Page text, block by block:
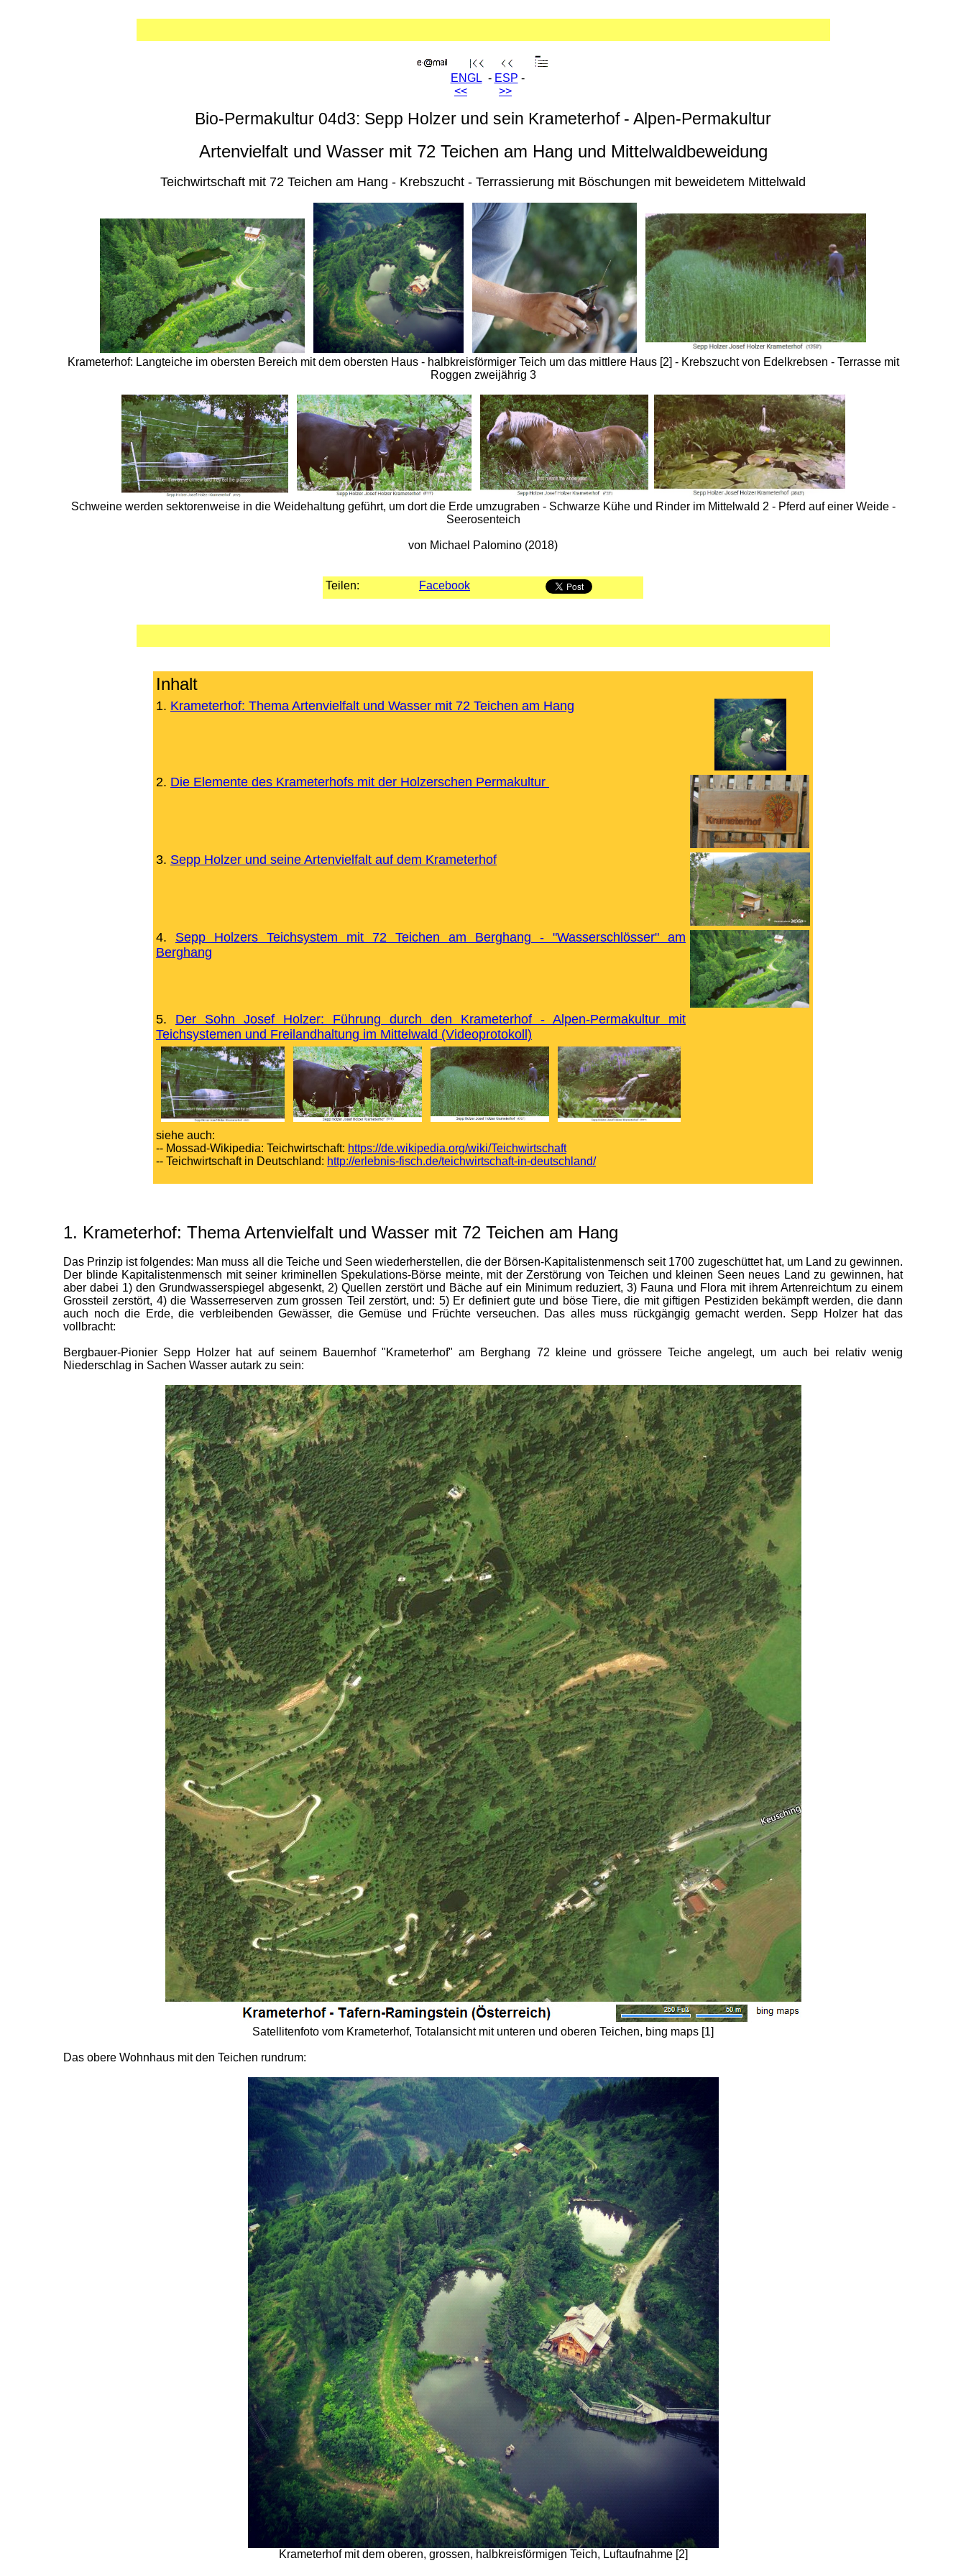
ENGL - ESP -
<<
>>
Bio-Permakultur 04d3: Sepp Holzer und sein Krameterhof - Alpen-Permakultur
Artenvielfalt und Wasser mit 72 Teichen am Hang und Mittelwaldbeweidung
Teichwirtschaft mit 72 Teichen am Hang - Krebszucht - Terrassierung mit Böschungen mit beweidetem Mittelwald
Krameterhof: Langteiche im obersten Bereich mit dem obersten Haus - halbkreisförmiger Teich um das mittlere Haus [2] - Krebszucht von Edelkrebsen - Terrasse mit
Roggen zweijährig 3
Schweine werden sektorenweise in die Weidehaltung geführt, um dort die Erde umzugraben - Schwarze Kühe und Rinder im Mittelwald 2 - Pferd auf einer Weide -
Seerosenteich
von Michael Palomino (2018)
Teilen: Facebook
Inhalt
1. Krameterhof: Thema Artenvielfalt und Wasser mit 72 Teichen am Hang
2. Die Elemente des Krameterhofs mit der Holzerschen Permakultur
3. Sepp Holzer und seine Artenvielfalt auf dem Krameterhof
4. Sepp Holzers Teichsystem mit 72 Teichen am Berghang - "Wasserschlösser" am
Berghang
5. Der Sohn Josef Holzer: Führung durch den Krameterhof - Alpen-Permakultur mit
Teichsystemen und Freilandhaltung im Mittelwald (Videoprotokoll)
siehe auch:
-- Mossad-Wikipedia: Teichwirtschaft: https://de.wikipedia.org/wiki/Teichwirtschaft
-- Teichwirtschaft in Deutschland: http://erlebnis-fisch.de/teichwirtschaft-in-deutschland/
1. Krameterhof: Thema Artenvielfalt und Wasser mit 72 Teichen am Hang
Das Prinzip ist folgendes: Man muss all die Teiche und Seen wiederherstellen, die der Börsen-Kapitalistenmensch seit 1700 zugeschüttet hat, um Land zu gewinnen.
Der blinde Kapitalistenmensch mit seiner kriminellen Spekulations-Börse meinte, mit der Zerstörung von Teichen und kleinen Seen neues Land zu gewinnen, hat
aber dabei 1) den Grundwasserspiegel abgesenkt, 2) Quellen zerstört und Bäche auf ein Minimum reduziert, 3) Fauna und Flora mit ihrem Artenreichtum zu einem
Grossteil zerstört, 4) die Wasserreserven zum grossen Teil zerstört, und: 5) Er definiert gute und böse Tiere, die mit giftigen Pestiziden bekämpft werden, die dann
auch noch die Erde, die verbleibenden Gewässer, die Gemüse und Früchte verseuchen. Das alles muss rückgängig gemacht werden. Sepp Holzer hat das
vollbracht:
Bergbauer-Pionier Sepp Holzer hat auf seinem Bauernhof "Krameterhof" am Berghang 72 kleine und grössere Teiche angelegt, um auch bei relativ wenig
Niederschlag in Sachen Wasser autark zu sein:
Satellitenfoto vom Krameterhof, Totalansicht mit unteren und oberen Teichen, bing maps [1]
Das obere Wohnhaus mit den Teichen rundrum:
Krameterhof mit dem oberen, grossen, halbkreisförmigen Teich, Luftaufnahme [2]